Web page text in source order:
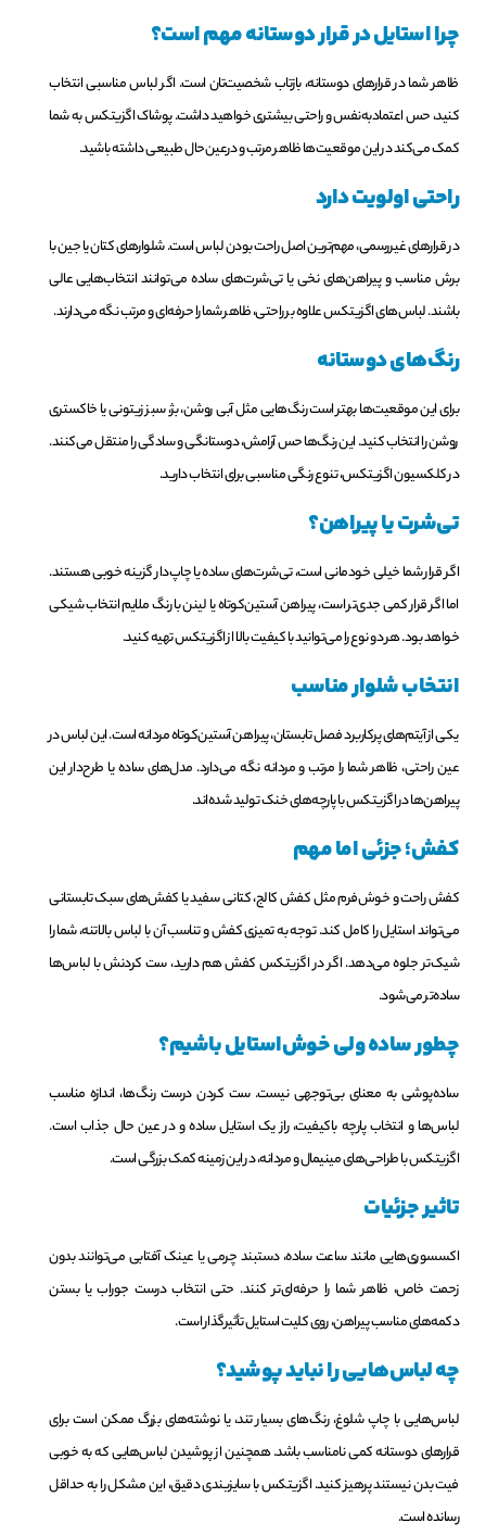
چرا استایل در قرار دوستانه مهم است؟
ظاهر شما در قرارهای دوستانه، بازتاب شخصیت‌تان است. اگر لباس مناسبی انتخاب
کنید، حس اعتمادبه‌نفس و راحتی بیشتری خواهید داشت. پوشاک اگزیتکس به شما
کمک می‌کند در این موقعیت‌ها ظاهر مرتب و درعین‌حال طبیعی داشته باشید.
راحتی اولویت دارد
در قرارهای غیررسمی، مهم‌ترین اصل راحت بودن لباس است. شلوارهای کتان یا جین با
برش مناسب و پیراهن‌های نخی یا تی‌شرت‌های ساده می‌توانند انتخاب‌هایی عالی
باشند. لباس‌های اگزیتکس علاوه بر راحتی، ظاهر شما را حرفه‌ای و مرتب نگه می‌دارند.
رنگ‌های دوستانه
برای این موقعیت‌ها بهتر است رنگ‌هایی مثل آبی روشن، بژ، سبز زیتونی یا خاکستری
روشن را انتخاب کنید. این رنگ‌ها حس آرامش، دوستانگی و سادگی را منتقل می‌کنند.
در کلکسیون اگزیتکس، تنوع رنگی مناسبی برای انتخاب دارید.
تی‌شرت یا پیراهن؟
اگر قرار شما خیلی خودمانی است، تی‌شرت‌های ساده یا چاپ‌دار گزینه خوبی هستند.
اما اگر قرار کمی جدی‌تر است، پیراهن آستین‌کوتاه یا لینن با رنگ ملایم انتخاب شیکی
خواهد بود. هر دو نوع را می‌توانید با کیفیت بالا از اگزیتکس تهیه کنید.
انتخاب شلوار مناسب
یکی از آیتم‌های پرکاربرد فصل تابستان، پیراهن آستین‌کوتاه مردانه است. این لباس در
عین راحتی، ظاهر شما را مرتب و مردانه نگه می‌دارد. مدل‌های ساده یا طرح‌دار این
پیراهن‌ها در اگزیتکس با پارچه‌های خنک تولید شده‌اند.
کفش؛ جزئی اما مهم
کفش راحت و خوش‌فرم مثل کفش کالج، کتانی سفید یا کفش‌های سبک تابستانی
می‌تواند استایل را کامل کند. توجه به تمیزی کفش و تناسب آن با لباس بالا‌تنه، شما را
شیک‌تر جلوه می‌دهد. اگر در اگزیتکس کفش هم دارید، ست‌ کردنش با لباس‌ها
ساده‌تر می‌شود.
چطور ساده ولی خوش‌استایل باشیم؟
ساده‌پوشی به معنای بی‌توجهی نیست. ست کردن درست رنگ‌ها، اندازه مناسب
لباس‌ها و انتخاب پارچه باکیفیت، راز یک استایل ساده و در عین حال جذاب است.
اگزیتکس با طراحی‌های مینیمال و مردانه، در این زمینه کمک بزرگی است.
تاثیر جزئیات
اکسسوری‌هایی مانند ساعت ساده، دستبند چرمی یا عینک آفتابی می‌توانند بدون
زحمت خاص، ظاهر شما را حرفه‌ای‌تر کنند. حتی انتخاب درست جوراب یا بستن
دکمه‌های مناسب پیراهن، روی کلیت استایل تأثیرگذار است.
چه لباس‌هایی را نباید پوشید؟
لباس‌هایی با چاپ شلوغ، رنگ‌های بسیار تند، یا نوشته‌های بزرگ ممکن است برای
قرارهای دوستانه کمی نامناسب باشد. همچنین از پوشیدن لباس‌هایی که به خوبی
فیت بدن نیستند پرهیز کنید. اگزیتکس با سایزبندی دقیق، این مشکل را به حداقل
رسانده است.